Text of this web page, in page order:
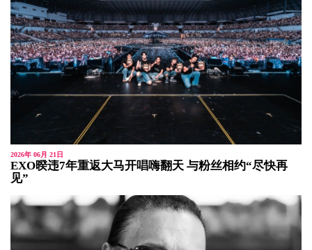
2026年 06月 21日
EXO暌违7年重返大马开唱嗨翻天 与粉丝相约“尽快再
见”